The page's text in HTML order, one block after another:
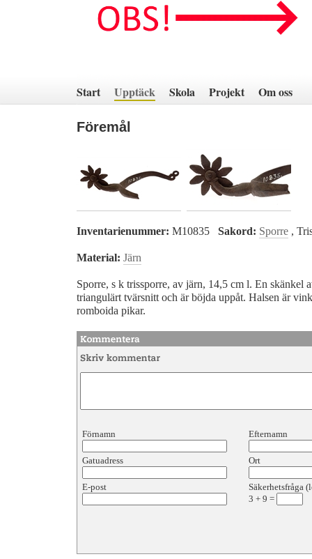
innehåll
Start Upptäck Skola Projekt Om oss
Föremål
Inventarienummer: M10835 Sakord: Sporre ,
Material: Järn
Sporre, s k trissporre, av järn, 14,5 cm l. En skänkel
triangulärt tvärsnitt och är böjda uppåt. Halsen är
romboida pikar.
Förnamn Efternamn
Gatuadress Ort
E-post
Säkerhetsfråga
3 + 9 =